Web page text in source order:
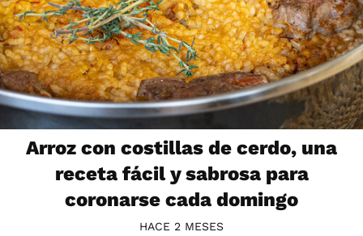
Arroz con costillas de cerdo, una
receta fácil y sabrosa para
coronarse cada domingo
HACE 2 MESES